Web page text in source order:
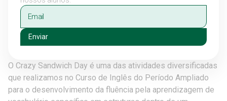
Enviar
O Crazy Sandwich Day é uma das atividades diversificadas
que realizamos no Curso de Inglês do Período Ampliado
para o desenvolvimento da fluência pela aprendizagem de